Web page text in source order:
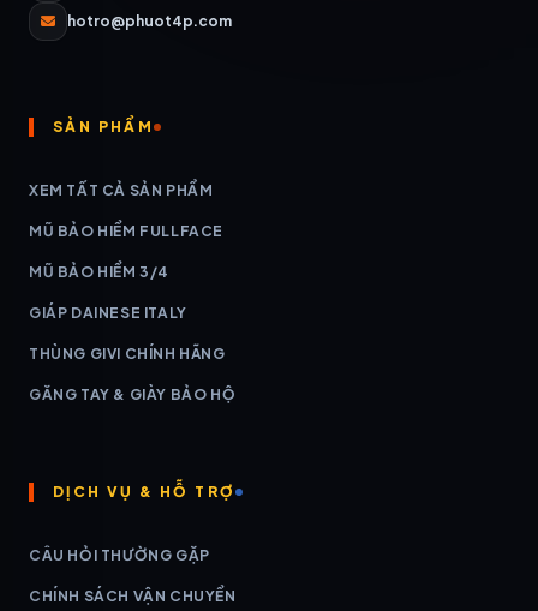
hotro@phuot4p.com
SẢN PHẨM
XEM TẤT CẢ SẢN PHẨM
MŨ BẢO HIỂM FULLFACE
MŨ BẢO HIỂM 3/4
GIÁP DAINESE ITALY
THÙNG GIVI CHÍNH HÃNG
GĂNG TAY & GIÀY BẢO HỘ
DỊCH VỤ & HỖ TRỢ
CÂU HỎI THƯỜNG GẶP
CHÍNH SÁCH VẬN CHUYỂN